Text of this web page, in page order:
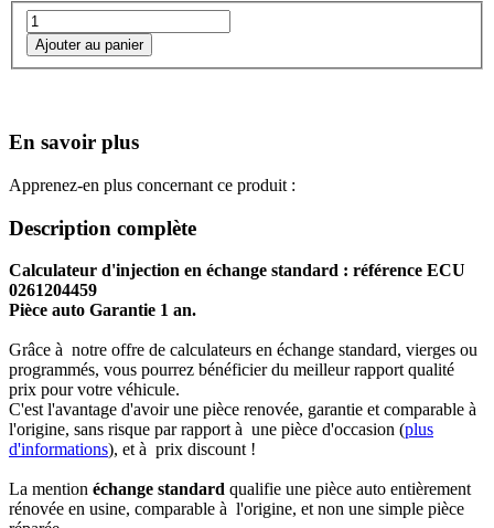
En savoir plus
Apprenez-en plus concernant ce produit :
Description complète
Calculateur d'injection en échange standard : référence ECU
0261204459
Pièce auto Garantie 1 an.
Grâce à notre offre de calculateurs en échange standard, vierges ou
programmés, vous pourrez bénéficier du meilleur rapport qualité
prix pour votre véhicule.
C'est l'avantage d'avoir une pièce renovée, garantie et comparable à
l'origine, sans risque par rapport à une pièce d'occasion (plus
d'informations), et à prix discount !
La mention échange standard qualifie une pièce auto entièrement
rénovée en usine, comparable à l'origine, et non une simple pièce